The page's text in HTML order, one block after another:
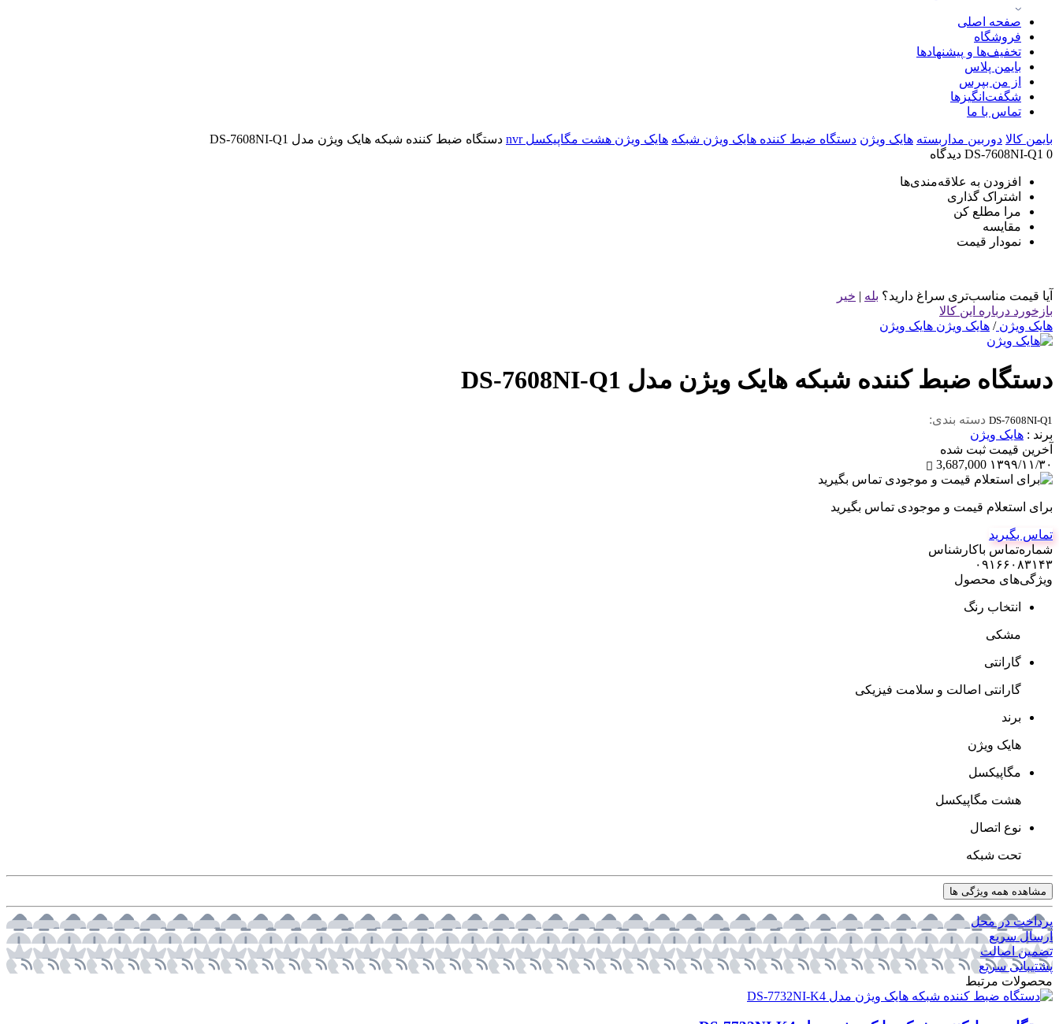
صفحه اصلی
فروشگاه
تخفیف‌ها و پیشنهادها
بایمن پلاس
از من بپرس
شگفت‌انگیزها
تماس با ما
بایمن کالا دوربین مداربسته هایک ویژن دستگاه ضبط کننده هایک ویژن شبکه هایک ویژن هشت مگاپیکسل nvr
دستگاه ضبط کننده شبکه هایک ویژن مدل DS-7608NI-Q1
DS-7608NI-Q1 0 دیدگاه
افزودن به علاقه‌مندی‌ها
اشتراک گذاری
مرا مطلع کن
مقایسه
نمودار قیمت
آیا قیمت مناسب‌تری سراغ دارید؟ بله | خیر
بازخورد درباره این کالا
هایک ویژن / هایک ویژن هایک ویژن
دستگاه ضبط کننده شبکه هایک ویژن مدل DS-7608NI-Q1
DS-7608NI-Q1 دسته بندی:
برند : هایک ویژن
آخرین‌ قیمت ثبت‌ شده
۱۳۹۹/۱۱/۳۰ 3,687,000
برای استعلام قیمت و موجودی تماس بگیرید
تماس بگیرید
شماره‌تماس‌ با‌کارشناس
۰۹۱۶۶۰۸۳۱۴۳
ویژگی‌های محصول
انتخاب رنگ
مشکی
گارانتی
گارانتی اصالت و سلامت فیزیکی
برند
هایک ویژن
مگاپیکسل
هشت مگاپیکسل
نوع اتصال
تحت شبکه
مشاهده همه ویژگی ها
پرداخت در محل
ارسال سریع
تضمین اصالت
پشتیبانی سریع
محصولات مرتبط